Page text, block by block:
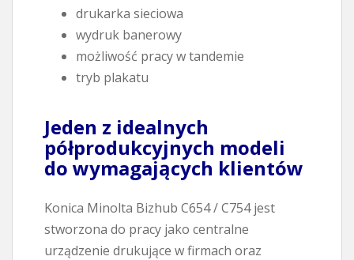
drukarka sieciowa
wydruk banerowy
możliwość pracy w tandemie
tryb plakatu
Jeden z idealnych
półprodukcyjnych modeli
do wymagających klientów
Konica Minolta Bizhub C654 / C754 jest
stworzona do pracy jako centralne
urządzenie drukujące w firmach oraz